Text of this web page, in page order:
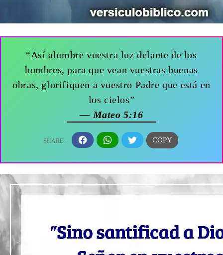
“Así alumbre vuestra luz delante de los
hombres, para que vean vuestras buenas
obras, glorifiquen a vuestro Padre que está en
los cielos”
— Mateo 5:16